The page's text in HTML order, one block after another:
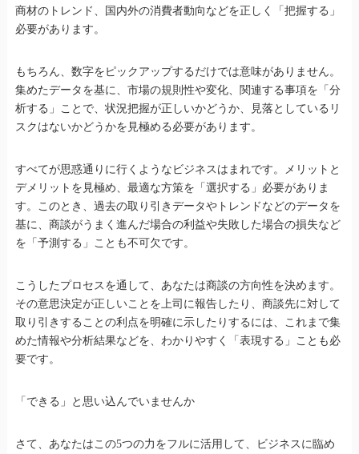
商材のトレンド、国内外の消費者動向などを正しく「把握する」
必要があります。
もちろん、数字をピックアップするだけでは意味がありません。
集めたデータを基に、市場の規則性や変化、関連する事項を「分
析する」ことで、状況把握が正しいかどうか、見落としているリ
スクはないかどうかを見極める必要があります。
すべてが思惑通りに行くようなビジネスはまれです。メリットと
デメリットを見極め、最適な方策を「選択する」必要がありま
す。このとき、過去の取り引きデータやトレンドなどのデータを
基に、商談がうまく進んだ場合の利益や失敗した場合の損失など
を「予測する」ことも不可欠です。
こうしたプロセスを通して、あなたは商談の方向性を決めます。
その意思決定が正しいことを上司に報告したり、商談先に対して
取り引きすることの利点を明確に示したりするには、これまで集
めた情報や分析結果などを、わかりやすく「表現する」ことも必
要です。
「できる」と思い込んでいませんか
さて、あなたはこの5つの力をフルに活用して、ビジネスに臨め